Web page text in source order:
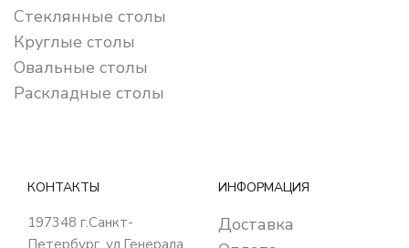
Стеклянные столы
Круглые столы
Овальные столы
Раскладные столы
КОНТАКТЫ
197348 г.Санкт-
ИНФОРМАЦИЯ
Доставка